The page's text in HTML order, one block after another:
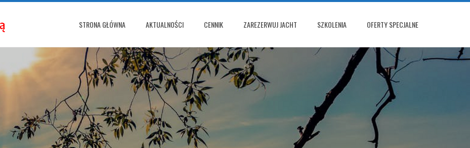
STRONA GŁÓWNA AKTUALNOŚCI CENNIK ZAREZERWUJ JACHT SZKOLENIA OFERTY SPECJALNE